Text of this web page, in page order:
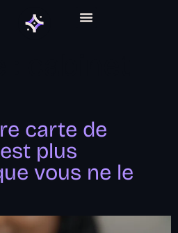
carte de
plus
vous ne le